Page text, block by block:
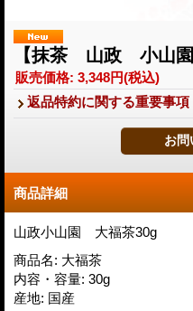
【抹茶 山政 小山
販売価格: 3,348円(税込)
返品特約に関する重要事項
商品詳細
山政小山園 大福茶30g
商品名: 大福茶
内容・容量: 30g
産地: 国産